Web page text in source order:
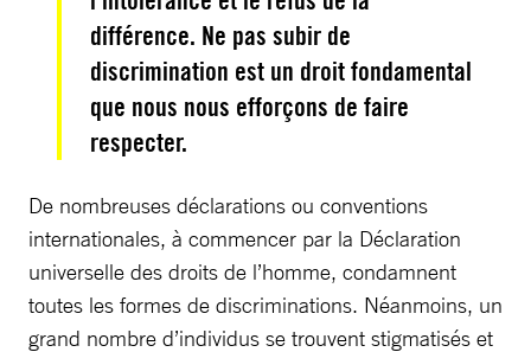
différence. Ne pas subir de
discrimination est un droit fondamental
que nous nous efforçons de faire
respecter.
De nombreuses déclarations ou conventions
internationales, à commencer par la Déclaration
universelle des droits de l’homme, condamnent
toutes les formes de discriminations. Néanmoins, un
grand nombre d’individus se trouvent stigmatisés et